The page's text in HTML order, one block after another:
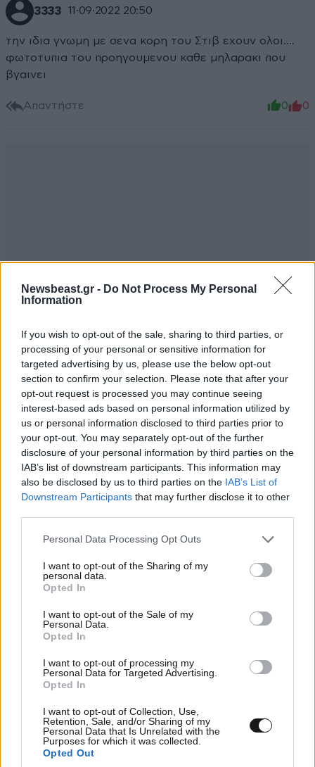
Newsbeast.gr - Do Not Process My Personal
Information
If you wish to opt-out of the sale, sharing to third parties, or
processing of your personal or sensitive information for
targeted advertising by us, please use the below opt-out
section to confirm your selection. Please note that after your
opt-out request is processed you may continue seeing
interest-based ads based on personal information utilized by
us or personal information disclosed to third parties prior to
your opt-out. You may separately opt-out of the further
disclosure of your personal information by third parties on the
IAB’s list of downstream participants. This information may
also be disclosed by us to third parties on the IAB’s List of
Downstream Participants that may further disclose it to other
Please note that this website/app uses one or more Google
not limited to your visit or usage behaviour. You may click to
grant or deny consent to Google and its third-party tags to
use your data for below specified purposes in below Google
consent section.
Personal Data Processing Opt Outs
I want to opt-out of the Sharing of my
personal data.
Opted In
I want to opt-out of the Sale of my
Personal Data.
Opted In
I want to opt-out of processing my
Personal Data for Targeted Advertising.
Opted In
I want to opt-out of Collection, Use,
Retention, Sale, and/or Sharing of my
Personal Data that Is Unrelated with the
Purposes for which it was collected.
Opted Out
3333 11·09·2022 20:50
την ιδια γνωμη με σενα κορη του Στιβ εχουν ολοι....
φωτοτυπια του προηγουμενου καθε μηλαρακι που
βγαινει
Απαντήστε 0 0
Loigor 08·09·2022 16:42
Καλά και τι την καίει? Λες και θα το πληρώσει?
Απαντήστε
Ακόμη περιμένω να κάνει καφέ. Έχει δίκιο η κοπέλα.
Απαντήστε
xpl 08·09·2022 10:30
Έχει διαφορετικό και έξυπνο notch....
NV